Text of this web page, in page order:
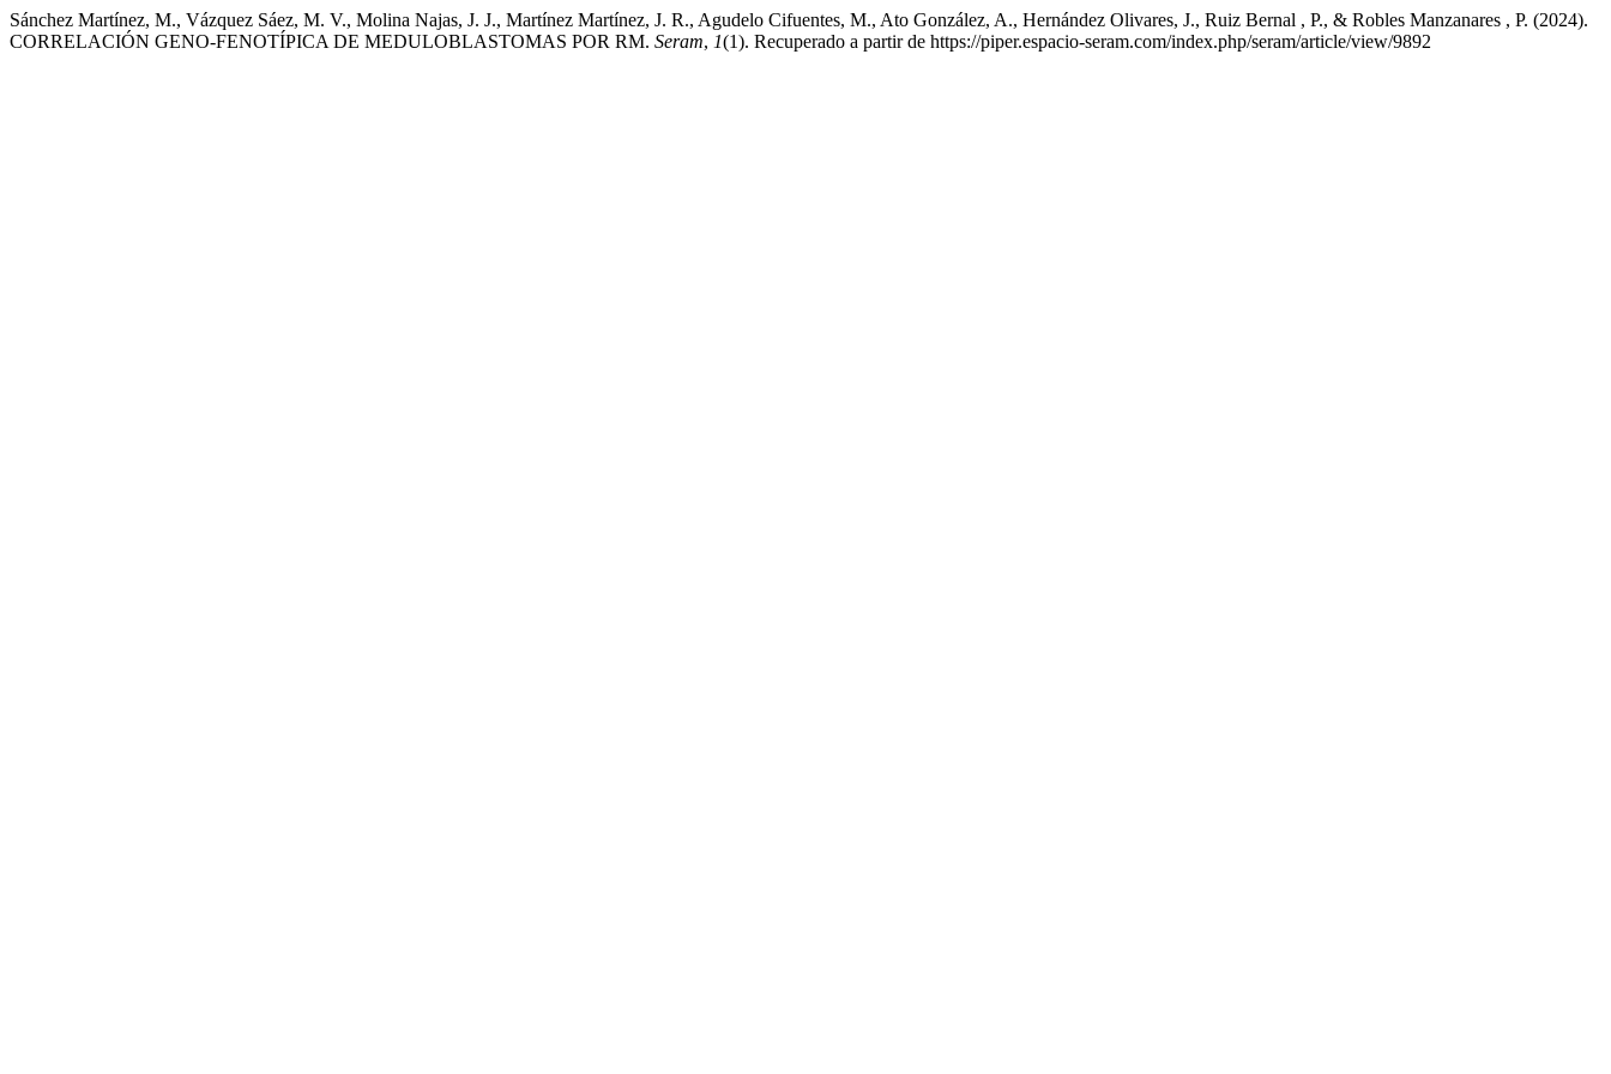
Sánchez Martínez, M., Vázquez Sáez, M. V., Molina Najas, J. J., Martínez Martínez, J. R., Agudelo Cifuentes, M., Ato González, A., Hernández Olivares, J., Ruiz Bernal , P., & Robles Manzanares , P. (2024).
CORRELACIÓN GENO-FENOTÍPICA DE MEDULOBLASTOMAS POR RM. Seram, 1(1). Recuperado a partir de https://piper.espacio-seram.com/index.php/seram/article/view/9892